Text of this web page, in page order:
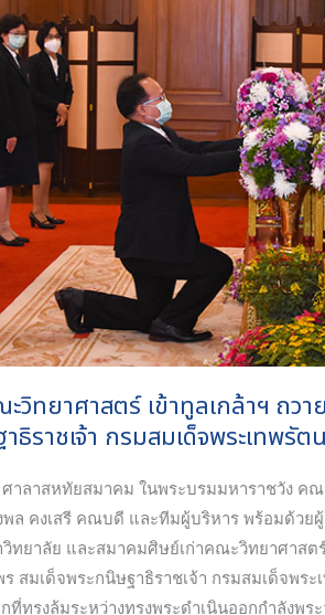
วิทยาศาสตร์ เข้าทูลเกล้าฯ ถว
ธิราชเจ้า กรมสมเด็จพระเทพรั
าลาสหทัยสมาคม ในพระบรมมหาราชวัง ค
พล คงเสรี คณบดี และทีมผู้บริหาร พร้อมด้ว
ทยาลัย และสมาคมศิษย์เก่าคณะวิทยาศาสต
สมเด็จพระกนิษฐาธิราชเจ้า กรมสมเด็จพร
ที่ทรงล้มระหว่างทรงพระดำเนินออกกำลังพ